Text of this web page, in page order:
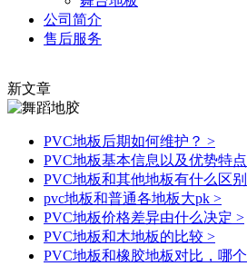
公司简介
售后服务
新文章
PVC地板后期如何维护？ >
PVC地板基本信息以及优势特点
PVC地板和其他地板有什么区别
pvc地板和普通各地板大pk >
PVC地板价格差异由什么决定 >
PVC地板和木地板的比较 >
PVC地板和橡胶地板对比，哪个